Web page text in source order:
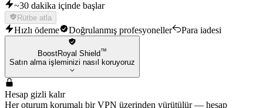
~30 dakika içinde başlar
Rütbe atla
Hızlı ödeme Doğrulanmış profesyoneller Para iadesi
BoostRoyal Shield™
Satın alma işleminizi nasıl koruyoruz
Hesap gizli kalır
Her oturum korumalı bir VPN üzerinden yürütülür — hesap